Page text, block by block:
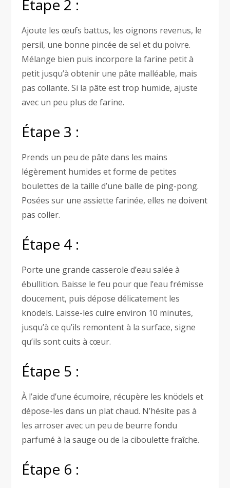
Étape 2 :
Ajoute les œufs battus, les oignons revenus, le
persil, une bonne pincée de sel et du poivre.
Mélange bien puis incorpore la farine petit à
petit jusqu’à obtenir une pâte malléable, mais
pas collante. Si la pâte est trop humide, ajuste
avec un peu plus de farine.
Étape 3 :
Prends un peu de pâte dans les mains
légèrement humides et forme de petites
boulettes de la taille d’une balle de ping-pong.
Posées sur une assiette farinée, elles ne doivent
pas coller.
Étape 4 :
Porte une grande casserole d’eau salée à
ébullition. Baisse le feu pour que l’eau frémisse
doucement, puis dépose délicatement les
knödels. Laisse-les cuire environ 10 minutes,
jusqu’à ce qu’ils remontent à la surface, signe
qu’ils sont cuits à cœur.
Étape 5 :
À l’aide d’une écumoire, récupère les knödels et
dépose-les dans un plat chaud. N’hésite pas à
les arroser avec un peu de beurre fondu
parfumé à la sauge ou de la ciboulette fraîche.
Étape 6 :